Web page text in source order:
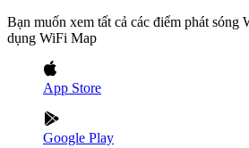
Bạn muốn xem tất cả các điểm phát sóng
dụng WiFi Map
App Store
Google Play